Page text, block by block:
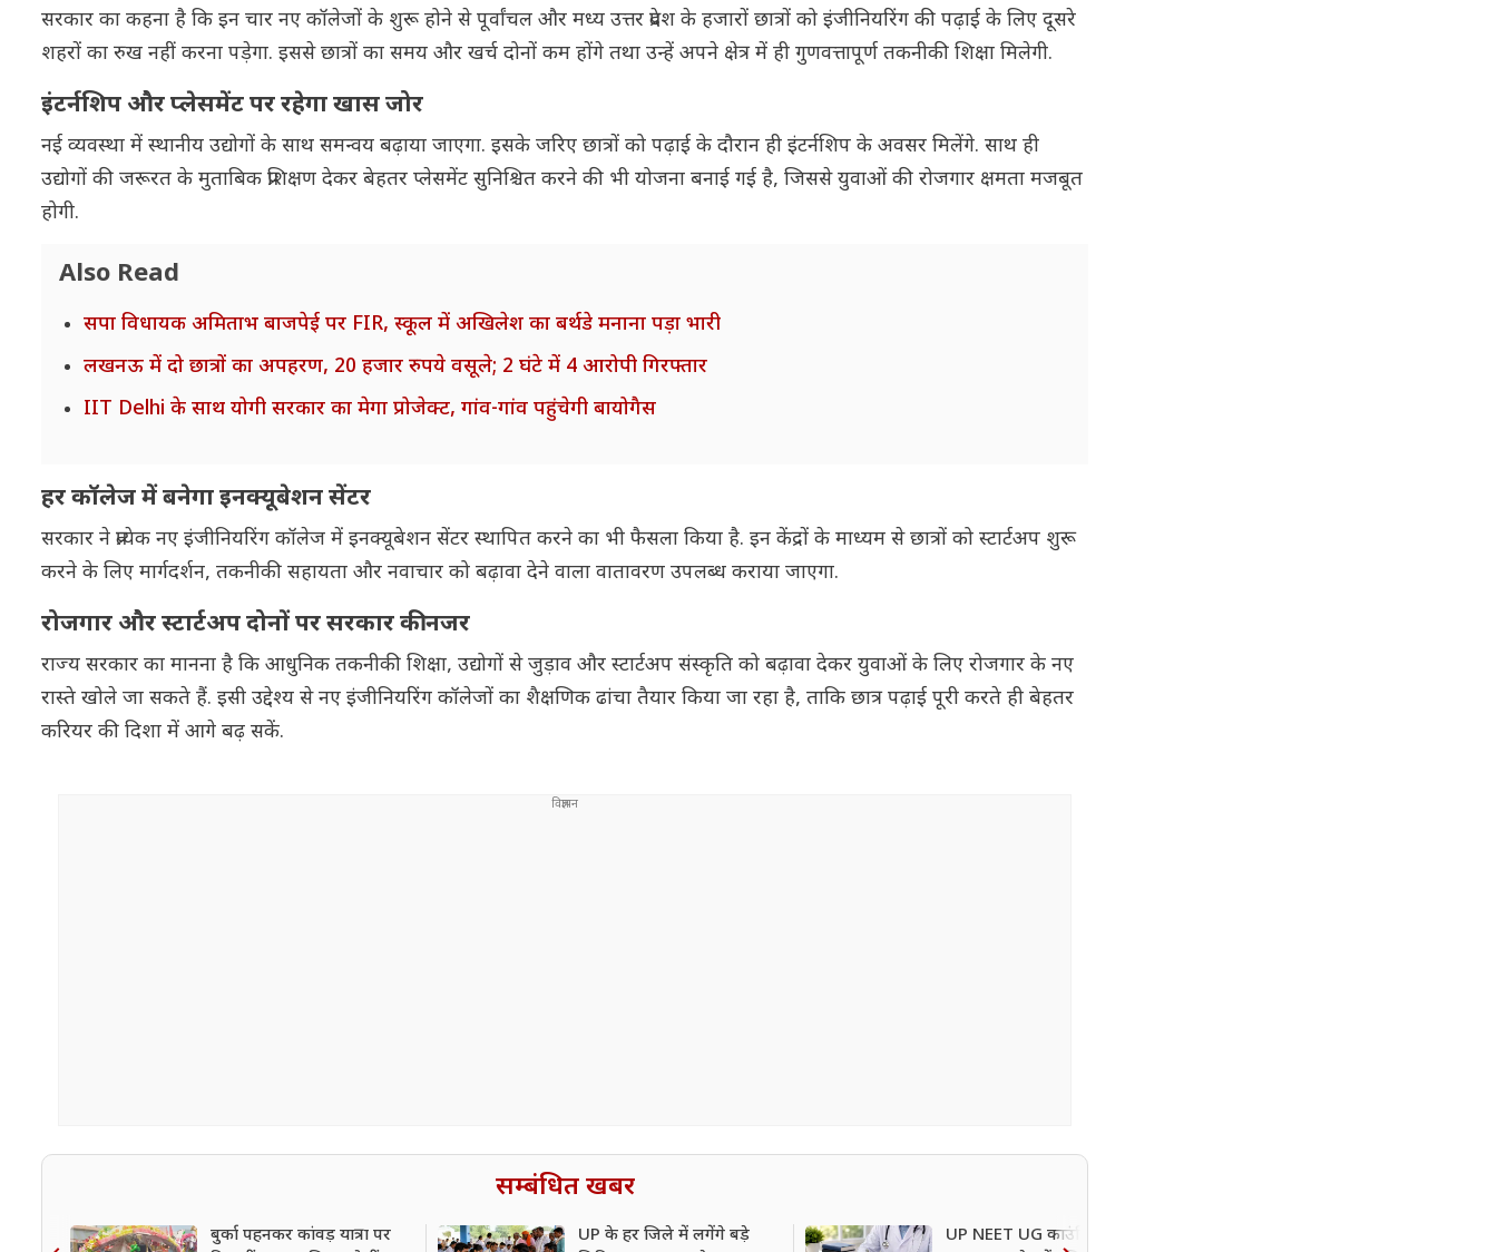
सरकार का कहना है कि इन चार नए कॉलेजों के शुरू होने से पूर्वांचल और मध्य उत्तर प्रदेश के हजारों छात्रों को इंजीनियरिंग की पढ़ाई के लिए दूसरे
शहरों का रुख नहीं करना पड़ेगा. इससे छात्रों का समय और खर्च दोनों कम होंगे तथा उन्हें अपने क्षेत्र में ही गुणवत्तापूर्ण तकनीकी शिक्षा मिलेगी.
इंटर्नशिप और प्लेसमेंट पर रहेगा खास जोर
नई व्यवस्था में स्थानीय उद्योगों के साथ समन्वय बढ़ाया जाएगा. इसके जरिए छात्रों को पढ़ाई के दौरान ही इंटर्नशिप के अवसर मिलेंगे. साथ ही
उद्योगों की जरूरत के मुताबिक प्रशिक्षण देकर बेहतर प्लेसमेंट सुनिश्चित करने की भी योजना बनाई गई है, जिससे युवाओं की रोजगार क्षमता मजबूत
होगी.
Also Read
सपा विधायक अमिताभ बाजपेई पर FIR, स्कूल में अखिलेश का बर्थडे मनाना पड़ा भारी
लखनऊ में दो छात्रों का अपहरण, 20 हजार रुपये वसूले; 2 घंटे में 4 आरोपी गिरफ्तार
IIT Delhi के साथ योगी सरकार का मेगा प्रोजेक्ट, गांव-गांव पहुंचेगी बायोगैस
हर कॉलेज में बनेगा इनक्यूबेशन सेंटर
सरकार ने प्रत्येक नए इंजीनियरिंग कॉलेज में इनक्यूबेशन सेंटर स्थापित करने का भी फैसला किया है. इन केंद्रों के माध्यम से छात्रों को स्टार्टअप शुरू
करने के लिए मार्गदर्शन, तकनीकी सहायता और नवाचार को बढ़ावा देने वाला वातावरण उपलब्ध कराया जाएगा.
रोजगार और स्टार्टअप दोनों पर सरकार की नजर
राज्य सरकार का मानना है कि आधुनिक तकनीकी शिक्षा, उद्योगों से जुड़ाव और स्टार्टअप संस्कृति को बढ़ावा देकर युवाओं के लिए रोजगार के नए
रास्ते खोले जा सकते हैं. इसी उद्देश्य से नए इंजीनियरिंग कॉलेजों का शैक्षणिक ढांचा तैयार किया जा रहा है, ताकि छात्र पढ़ाई पूरी करते ही बेहतर
करियर की दिशा में आगे बढ़ सकें.
सम्बंधित खबर
बुर्का पहनकर कांवड़ यात्रा पर
UP के हर जिले में लगेंगे बड़े
UP NEET UG काउंसिलिंग